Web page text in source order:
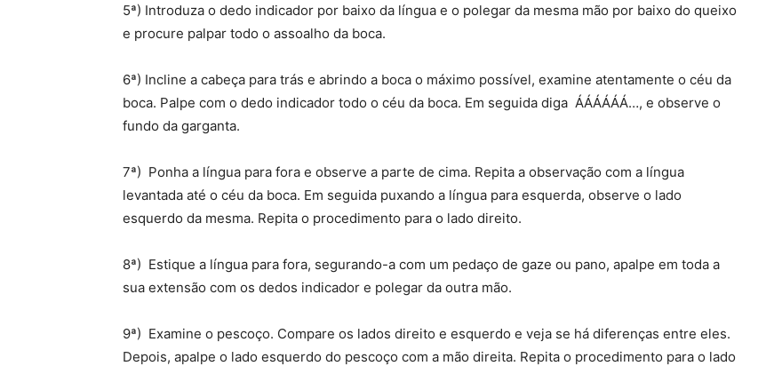
5ª) Introduza o dedo indicador por baixo da língua e o polegar da mesma mão por baixo do queixo
e procure palpar todo o assoalho da boca.
6ª) Incline a cabeça para trás e abrindo a boca o máximo possível, examine atentamente o céu da
boca. Palpe com o dedo indicador todo o céu da boca. Em seguida diga ÁÁÁÁÁÁ…, e observe o
fundo da garganta.
7ª) Ponha a língua para fora e observe a parte de cima. Repita a observação com a língua
levantada até o céu da boca. Em seguida puxando a língua para esquerda, observe o lado
esquerdo da mesma. Repita o procedimento para o lado direito.
8ª) Estique a língua para fora, segurando-a com um pedaço de gaze ou pano, apalpe em toda a
sua extensão com os dedos indicador e polegar da outra mão.
9ª) Examine o pescoço. Compare os lados direito e esquerdo e veja se há diferenças entre eles.
Depois, apalpe o lado esquerdo do pescoço com a mão direita. Repita o procedimento para o lado